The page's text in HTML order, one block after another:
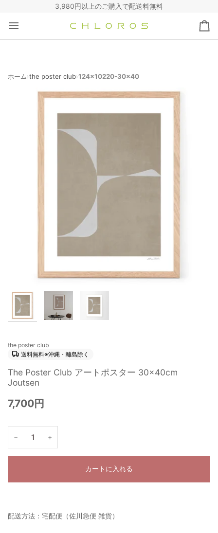
3,980円以上のご購入で配送料無料
カ
ー
ホーム›the poster club›124x10220-30x40
the poster club
送料無料※沖縄・離島除く
The Poster Club アートポスター 30×40cm
Joutsen
7,700円
− +
カートに入れる
配送方法：宅配便（佐川急便 雑貨）